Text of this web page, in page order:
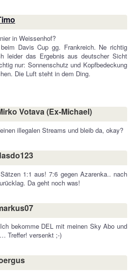
in Weissenhof?
Davis Cup gg. Frankreich. Ne richtig
leider das Ergebnis aus deutscher Sicht
nur: Sonnenschutz und Kopfbedeckung
Die Luft steht in dem Ding.
Votava (Ex-Michael)
illegalen Streams und bleib da, okay?
1:1 aus! 7:6 gegen Azarenka.. nach
Da geht noch was!
bekomme DEL mit meinen Sky Abo und
Treffer! versenkt ;-)